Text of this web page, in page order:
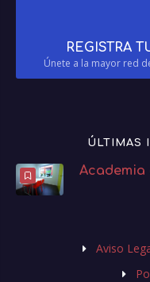
REGISTRA
Únete a la mayor red
ÚLTIMAS
Academia
Aviso